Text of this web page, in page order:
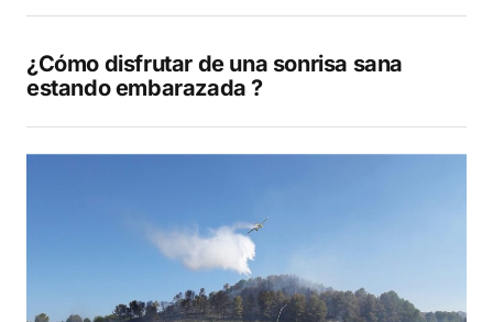
¿Cómo disfrutar de una sonrisa sana
estando embarazada ?